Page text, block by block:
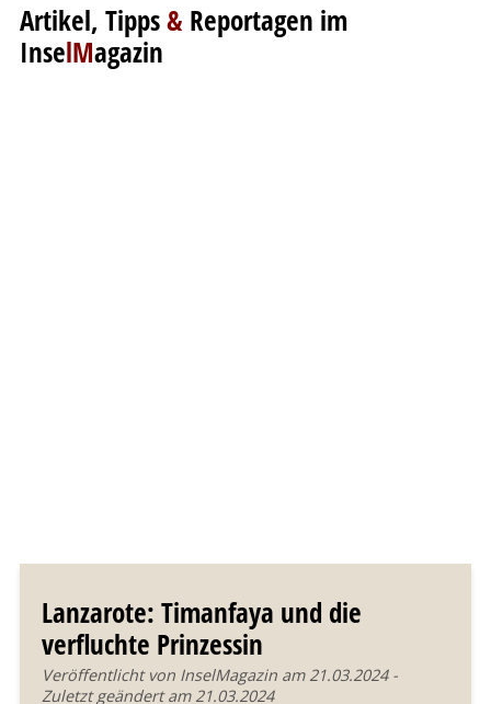
Artikel, Tipps& Reportagen im
InselMagazin
Lanzarote: Timanfaya und die
verfluchte Prinzessin
Veröffentlicht von InselMagazin am 21.03.2024 -
Zuletzt geändert am 21.03.2024